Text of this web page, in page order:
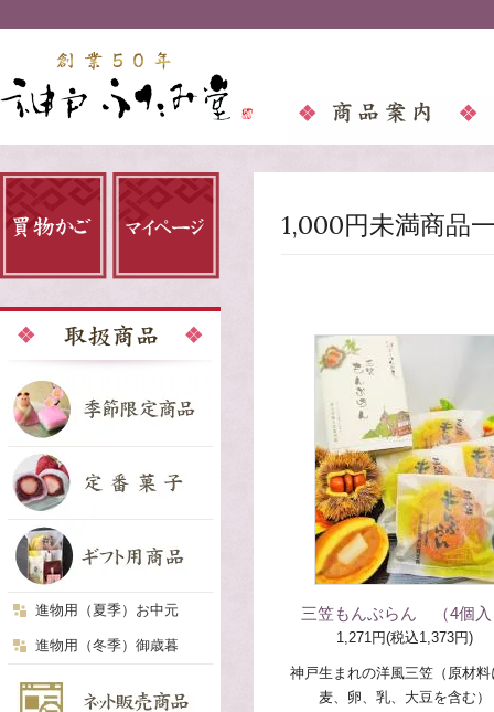
1,000円未満商品
三笠もんぶらん （4個
1,271円(税込1,373円)
神戸生まれの洋風三笠（原材
麦、卵、乳、大豆を含む）
進物用（夏季）お中元
進物用（冬季）御歳暮